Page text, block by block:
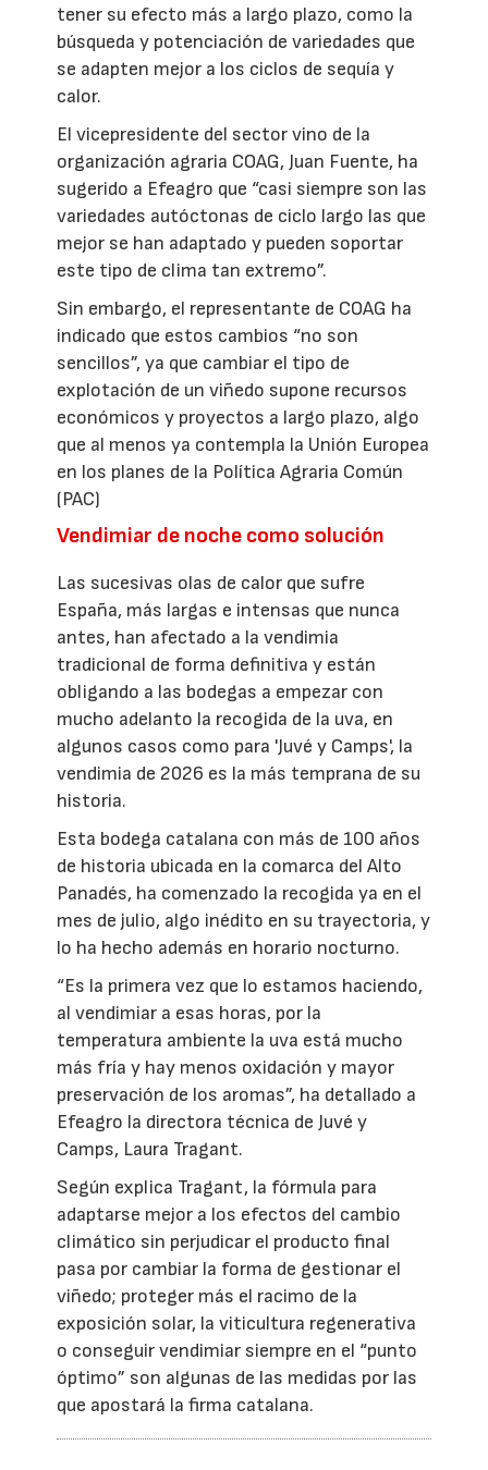
tener su efecto más a largo plazo, como la
búsqueda y potenciación de variedades que
se adapten mejor a los ciclos de sequía y
calor.
El vicepresidente del sector vino de la
organización agraria COAG, Juan Fuente, ha
sugerido a Efeagro que “casi siempre son las
variedades autóctonas de ciclo largo las que
mejor se han adaptado y pueden soportar
este tipo de clima tan extremo”.
Sin embargo, el representante de COAG ha
indicado que estos cambios “no son
sencillos”, ya que cambiar el tipo de
explotación de un viñedo supone recursos
económicos y proyectos a largo plazo, algo
que al menos ya contempla la Unión Europea
en los planes de la Política Agraria Común
(PAC)
Vendimiar de noche como solución
Las sucesivas olas de calor que sufre
España, más largas e intensas que nunca
antes, han afectado a la vendimia
tradicional de forma definitiva y están
obligando a las bodegas a empezar con
mucho adelanto la recogida de la uva, en
algunos casos como para 'Juvé y Camps', la
vendimia de 2026 es la más temprana de su
historia.
Esta bodega catalana con más de 100 años
de historia ubicada en la comarca del Alto
Panadés, ha comenzado la recogida ya en el
mes de julio, algo inédito en su trayectoria, y
lo ha hecho además en horario nocturno.
“Es la primera vez que lo estamos haciendo,
al vendimiar a esas horas, por la
temperatura ambiente la uva está mucho
más fría y hay menos oxidación y mayor
preservación de los aromas”, ha detallado a
Efeagro la directora técnica de Juvé y
Camps, Laura Tragant.
Según explica Tragant, la fórmula para
adaptarse mejor a los efectos del cambio
climático sin perjudicar el producto final
pasa por cambiar la forma de gestionar el
viñedo; proteger más el racimo de la
exposición solar, la viticultura regenerativa
o conseguir vendimiar siempre en el “punto
óptimo” son algunas de las medidas por las
que apostará la firma catalana.